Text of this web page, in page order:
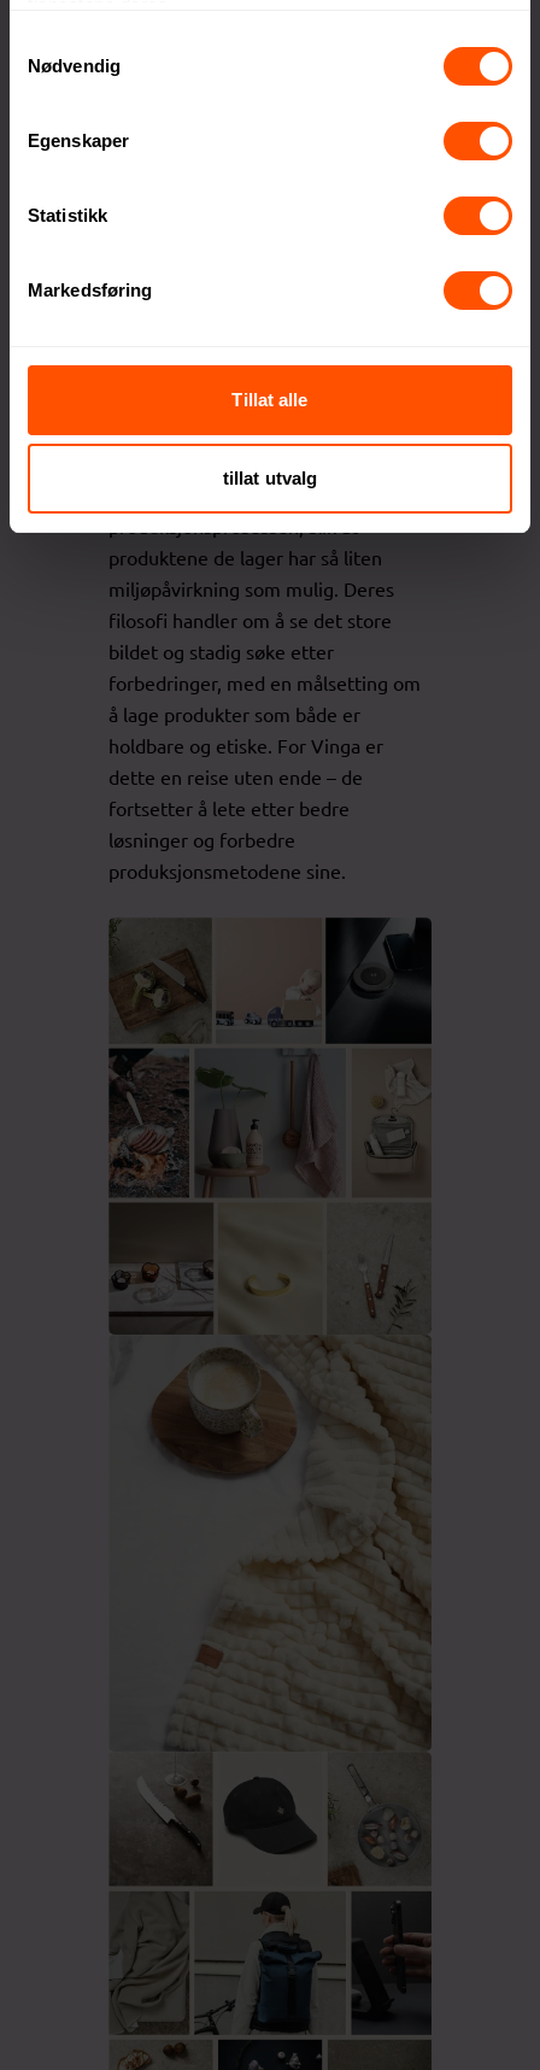
Nødvendig
Egenskaper
Statistikk
Markedsføring
Tillat alle
tillat utvalg
blir satt pris på!
være å finne den perfekte gaven,
som sprer ekte glede og setter et
Bærekraft i fokus
Vinga har et sterkt fokus på
produktene de lager har så liten
miljøpåvirkning som mulig. Deres
filosofi handler om å se det store
bildet og stadig søke etter
forbedringer, med en målsetting om
å lage produkter som både er
holdbare og etiske. For Vinga er
dette en reise uten ende – de
fortsetter å lete etter bedre
løsninger og forbedre
produksjonsmetodene sine.